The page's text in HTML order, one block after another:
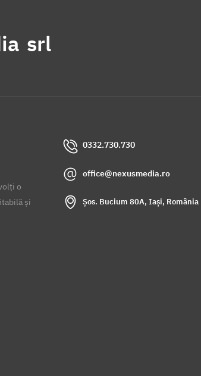
srl
o
și
0332.730.730
office@nexusmedia.ro
Șos. Bucium 80A, Iași, România